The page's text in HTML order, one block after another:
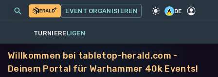
SPIEL·WARHAMMER 40K
MEINE EVENTS MEHR
EVENT ORGANISIEREN DE
TURNIERELIGEN
Willkommen bei tabletop-herald.com -
Deinem Portal für Warhammer 40k Events!